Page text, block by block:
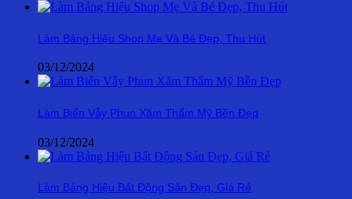
Làm Bảng Hiệu Shop Mẹ Và Bé Đẹp, Thu Hút
03/12/2024
Làm Biển Vẫy Phun Xăm Thẩm Mỹ Bền Đẹp
03/12/2024
Làm Bảng Hiệu Bất Động Sản Đẹp, Giá Rẻ